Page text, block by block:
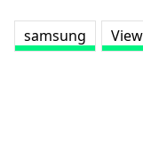
samsung